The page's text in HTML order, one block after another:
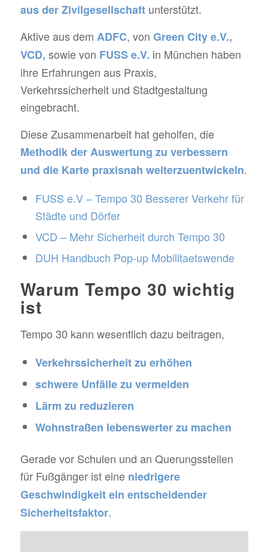
aus der Zivilgesellschaftunterstützt.
Aktive aus dem ADFC, von Green City e.V.,
VCD, sowie von FUSS e.V. in München haben
ihre Erfahrungen aus Praxis,
Verkehrssicherheit und Stadtgestaltung
eingebracht.
Diese Zusammenarbeit hat geholfen, die
Methodik der Auswertung zu verbessern
und die Karte praxisnah weiterzuentwickeln.
FUSS e.V – Tempo 30 Besserer Verkehr für
Städte und Dörfer
VCD – Mehr Sicherheit durch Tempo 30
DUH Handbuch Pop-up Mobilitaetswende
Warum Tempo 30 wichtig
ist
Tempo 30 kann wesentlich dazu beitragen,
Verkehrssicherheit zu erhöhen
schwere Unfälle zu vermeiden
Lärm zu reduzieren
Wohnstraßen lebenswerter zu machen
Gerade vor Schulen und an Querungsstellen
für Fußgänger ist eine niedrigere
Geschwindigkeit ein entscheidender
Sicherheitsfaktor.